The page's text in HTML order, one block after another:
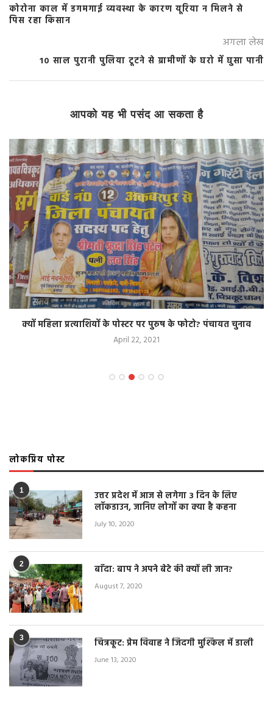
कोरोना काल में डगमगाई व्यवस्था के कारण यूरिया न मिलने से
पिस रहा किसान
अगला लेख
10 साल पुरानी पुलिया टूटने से ग्रामीणों के घरो में घुसा पानी
आपको यह भी पसंद आ सकता है
क्यों महिला प्रत्याशियों के पोस्टर पर पुरुष के फोटो? पंचायत चुनाव
April 22, 2021
लोकप्रिय पोस्ट
1
उत्तर प्रदेश में आज से लगेगा 3 दिन के लिए
लॉकडाउन, जानिए लोगों का क्या है कहना
July 10, 2020
2 बाँदा: बाप ने अपने बेटे की क्यों ली जान?
August 7, 2020
3 चित्रकूट: प्रेम विवाह ने जिंदगी मुश्किल में डाली
June 13, 2020